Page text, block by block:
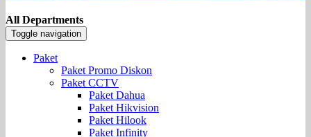
All Departments
Toggle navigation
Paket
Paket Promo Diskon
Paket CCTV
Paket Dahua
Paket Hikvision
Paket Hilook
Paket Infinity